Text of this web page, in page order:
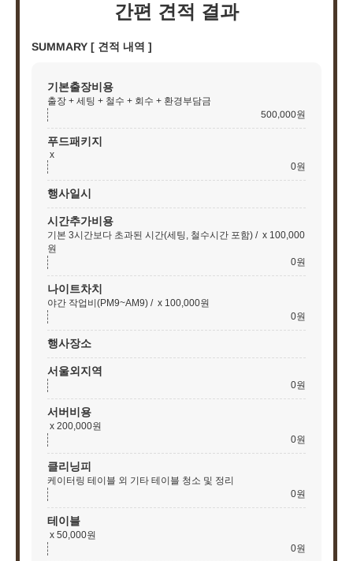
간편 견적 결과
SUMMARY [ 견적 내역 ]
기본출장비용
출장 + 세팅 + 철수 + 회수 + 환경부담금
500,000원
푸드패키지
x
0원
행사일시
시간추가비용
기본 3시간보다 초과된 시간(세팅, 철수시간 포함) / x 100,000
원
0원
나이트차치
야간 작업비(PM9~AM9) / x 100,000원
0원
행사장소
서울외지역
0원
서버비용
x 200,000원
0원
클리닝피
케이터링 테이블 외 기타 테이블 청소 및 정리
0원
테이블
x 50,000원
0원